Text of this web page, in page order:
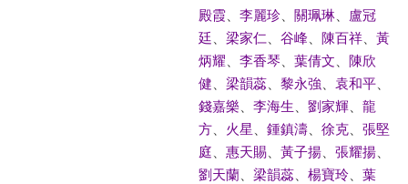
殿霞、 李麗珍、 關珮琳、
盧冠
廷
梁家仁 谷峰、 陳百祥、 黃
炳耀
李香琴 葉倩文
陳欣
健
梁韻蕊、 黎永強 袁和平、
錢嘉樂
李海生 劉家輝、 龍
方、 火星 鍾鎮濤、 徐克、 張堅
庭
惠天賜、 黃子揚、 張耀揚、
劉天蘭、 梁韻蕊、 楊寶玲、 葉